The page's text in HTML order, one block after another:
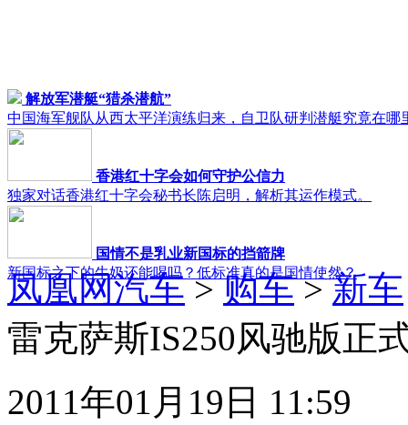
解放军潜艇“猎杀潜航”
中国海军舰队从西太平洋演练归来，自卫队研判潜艇究竟在哪
香港红十字会如何守护公信力
独家对话香港红十字会秘书长陈启明，解析其运作模式。
国情不是乳业新国标的挡箭牌
新国标之下的牛奶还能喝吗？低标准真的是国情使然？
凤凰网汽车>购车>新车
雷克萨斯IS250风驰版正
2011年01月19日 11:59